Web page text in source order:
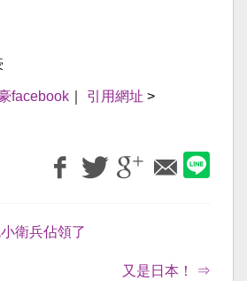
facebook 引用網址 >
衛兵佔領了
又是日本！ ⇒